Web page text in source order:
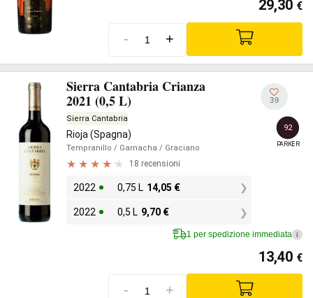
29,30 €
- +
Sierra Cantabria Crianza
2021 (0,5 L)
Sierra Cantabria
Rioja (Spagna)
Tempranillo / Garnacha / Graciano
18 recensioni
2022 0,75 L 14,05 €
2022 0,5 L 9,70 €
39
92
PARKER
1 per spedizione immediata i
13,40 €
- +